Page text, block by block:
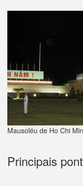
Mausoléu de Ho Chi
Principais